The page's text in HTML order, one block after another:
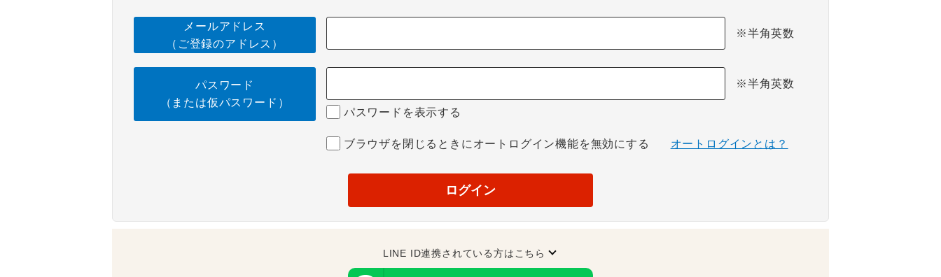
メールアドレス
（ご登録のアドレス）
※半角英数
パスワード
（または仮パスワード）
※半角英数
パスワードを表示する
ブラウザを閉じるときにオートログイン機能を無効にする オートログインとは？
ログイン
LINE ID連携されている方はこちら